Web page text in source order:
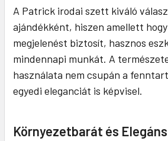
A Patrick irodai szett kiváló
ajándékként, hiszen amellett
megjelenést biztosít, hasznos
mindennapi munkát. A
használata nem csupán a
egyedi eleganciát is képvisel.
Környezetbarát és